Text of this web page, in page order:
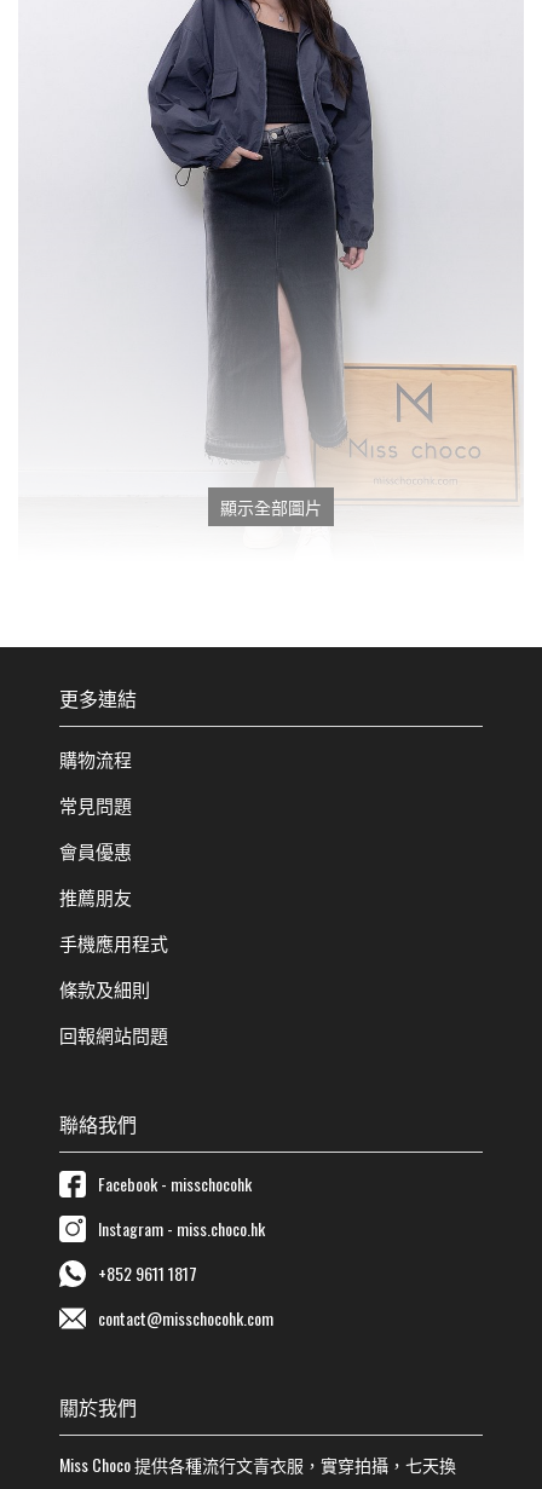
顯示全部圖片
更多連結
購物流程
常見問題
會員優惠
推薦朋友
手機應用程式
條款及細則
回報網站問題
聯絡我們
Facebook - misschocohk
Instagram - miss.choco.hk
+852 9611 1817
contact@misschocohk.com
關於我們
Miss Choco提供各種流行文青衣服，實穿拍攝，七天換